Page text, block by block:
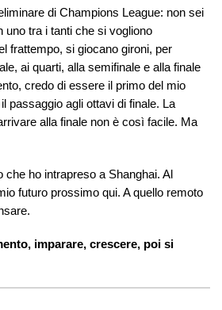
di Champions League: non sei
uno tra i tanti che si vogliono
frattempo, si giocano gironi, per
ai quarti, alla semifinale e alla finale
credo di essere il primo del mio
passaggio agli ottavi di finale. La
alla finale non è così facile. Ma
che ho intrapreso a Shanghai. Al
futuro prossimo qui. A quello remoto
imparare, crescere, poi si